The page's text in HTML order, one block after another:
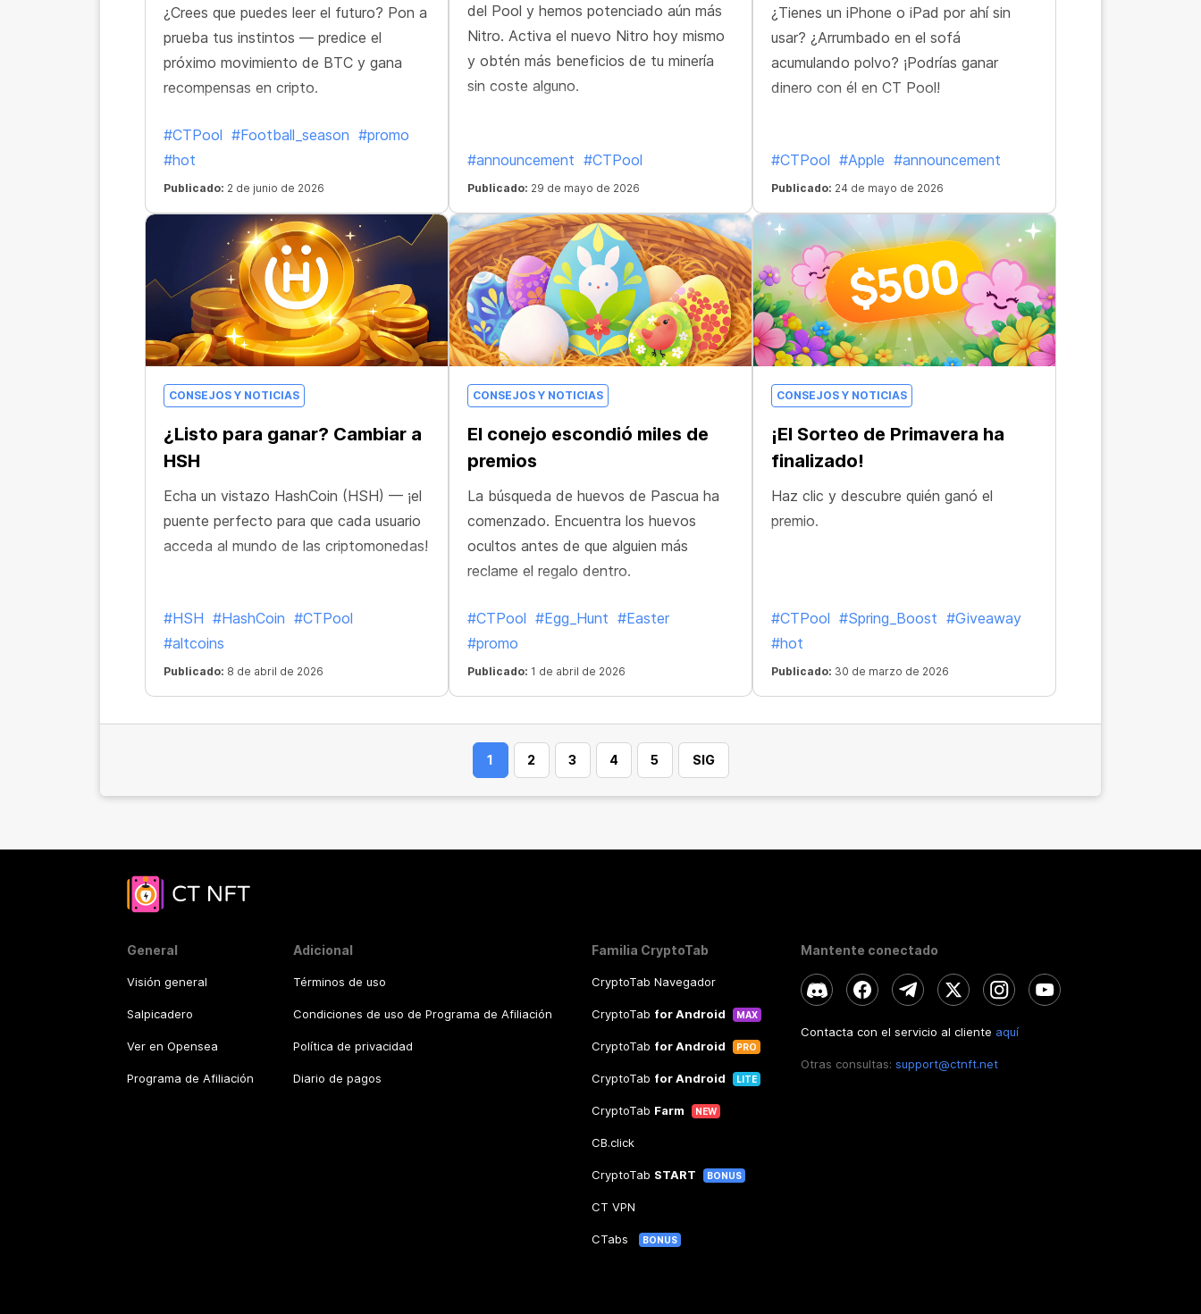
¿Crees que puedes leer el futuro? Pon a
prueba tus instintos — predice el
próximo movimiento de BTC y gana
recompensas en cripto.
#CTPool #Football_season #promo
#hot
Publicado: 2 de junio de 2026
del Pool y hemos potenciado aún más
Nitro. Activa el nuevo Nitro hoy mismo
y obtén más beneficios de tu minería
sin coste alguno.
#announcement #CTPool
Publicado: 29 de mayo de 2026
¿Tienes un iPhone o iPad por ahí sin
usar? ¿Arrumbado en el sofá
acumulando polvo? ¡Podrías ganar
dinero con él en CT Pool!
#CTPool #Apple #announcement
Publicado: 24 de mayo de 2026
CONSEJOS Y NOTICIAS
¿Listo para ganar? Cambiar a
HSH
Echa un vistazo HashCoin (HSH) — ¡el
puente perfecto para que cada usuario
acceda al mundo de las criptomonedas!
#HSH #HashCoin #CTPool
#altcoins
Publicado: 8 de abril de 2026
CONSEJOS Y NOTICIAS
El conejo escondió miles de
premios
La búsqueda de huevos de Pascua ha
comenzado. Encuentra los huevos
ocultos antes de que alguien más
reclame el regalo dentro.
#CTPool #Egg_Hunt #Easter
#promo
Publicado: 1 de abril de 2026
CONSEJOS Y NOTICIAS
¡El Sorteo de Primavera ha
finalizado!
Haz clic y descubre quién ganó el
premio.
#CTPool #Spring_Boost #Giveaway
#hot
Publicado: 30 de marzo de 2026
1 2 3 4 5 SIG
General
Visión general
Salpicadero
Ver en Opensea
Programa de Afiliación
Adicional
Términos de uso
Condiciones de uso de Programa de Afiliación
Política de privacidad
Diario de pagos
Familia CryptoTab
CryptoTab Navegador
CryptoTab for Android MAX
CryptoTab for Android PRO
CryptoTab for Android LITE
CryptoTab Farm NEW
CB.click
CryptoTab START BONUS
CT VPN
CTabs BONUS
Mantente conectado
Contacta con el servicio al cliente aquí
Otras consultas: support@ctnft.net